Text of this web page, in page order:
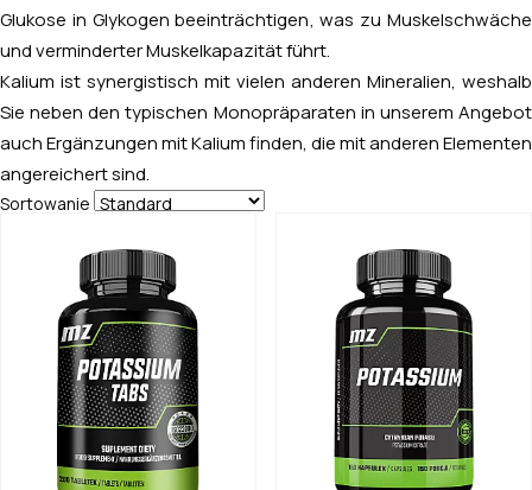
Glukose in Glykogen beeinträchtigen, was zu Muskelschwäche
und verminderter Muskelkapazität führt.
Kalium ist synergistisch mit vielen anderen Mineralien, weshalb
Sie neben den typischen Monopräparaten in unserem Angebot
auch Ergänzungen mit Kalium finden, die mit anderen Elementen
angereichert sind.
Sortowanie